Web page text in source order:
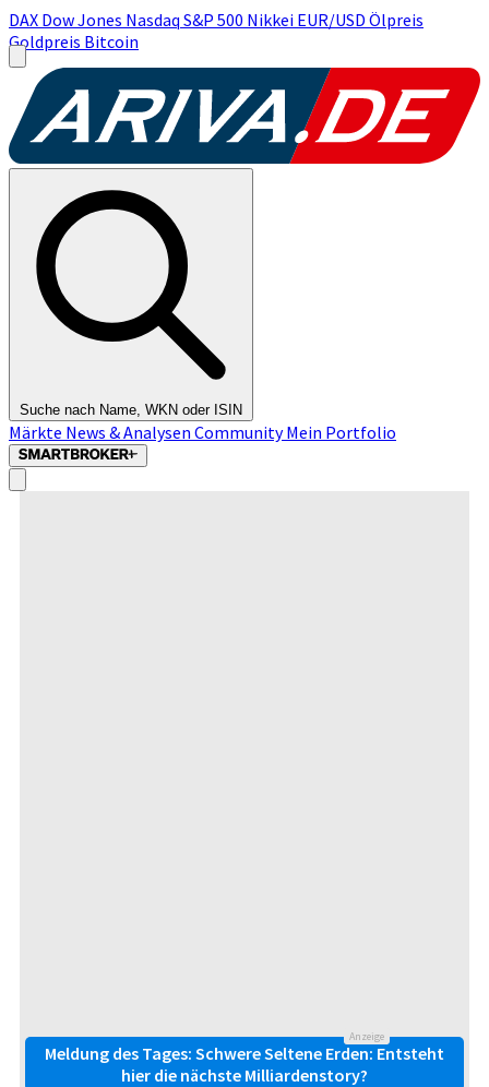
DAX Dow Jones Nasdaq S&P 500 Nikkei EUR/USD Ölpreis
Goldpreis Bitcoin
Suche nach Name, WKN oder ISIN
Märkte News & Analysen CommunityMein Portfolio
Anzeige
Meldung des Tages: Schwere Seltene Erden: Entsteht
hier die nächste Milliardenstory?